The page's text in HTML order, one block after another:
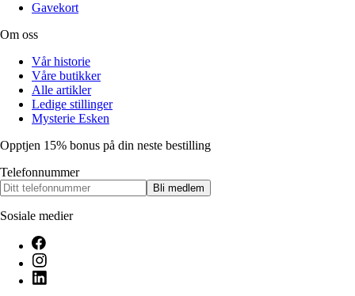
Gavekort
Om oss
Vår historie
Våre butikker
Alle artikler
Ledige stillinger
Mysterie Esken
Opptjen 15% bonus på din neste bestilling
Telefonnummer
Bli medlem
Sosiale medier